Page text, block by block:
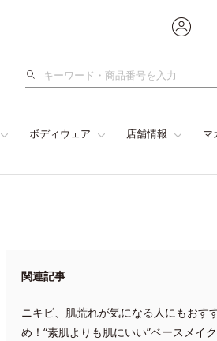
検
ボディウェア 店舗情報 マ
関連記事
ニキビ、肌荒れが気になる人にもおす
め！“素肌よりも肌にいい”ベースメイク